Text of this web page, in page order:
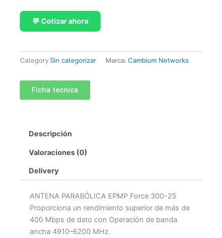
💬 Cotizar ahora
Category Sin categorizar Marca: Cambium Networks
Ficha tecnica
Descripción
Valoraciones (0)
Delivery
ANTENA PARABÓLICA EPMP Force 300-25
Proporciona un rendimiento superior de más de
400 Mbps de dato con Operación de banda
ancha 4910–6200 MHz.